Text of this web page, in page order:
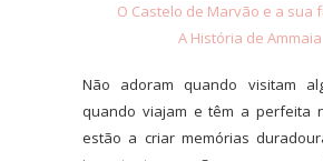
O Castelo de Marvão e a sua
A História de Ammaia
Não adoram quando visitam
quando viajam e têm a perfeita
estão a criar memórias